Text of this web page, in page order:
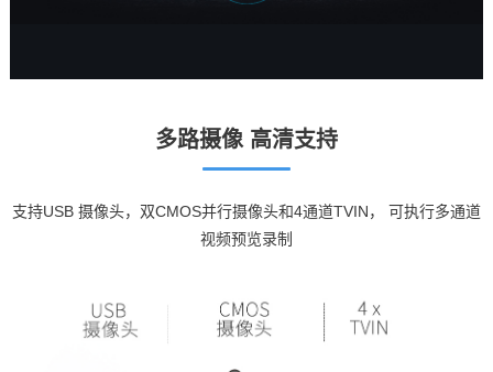
多路摄像 高清支持
支持USB 摄像头，双CMOS并行摄像头和4通道TVIN， 可执行多通道
视频预览录制